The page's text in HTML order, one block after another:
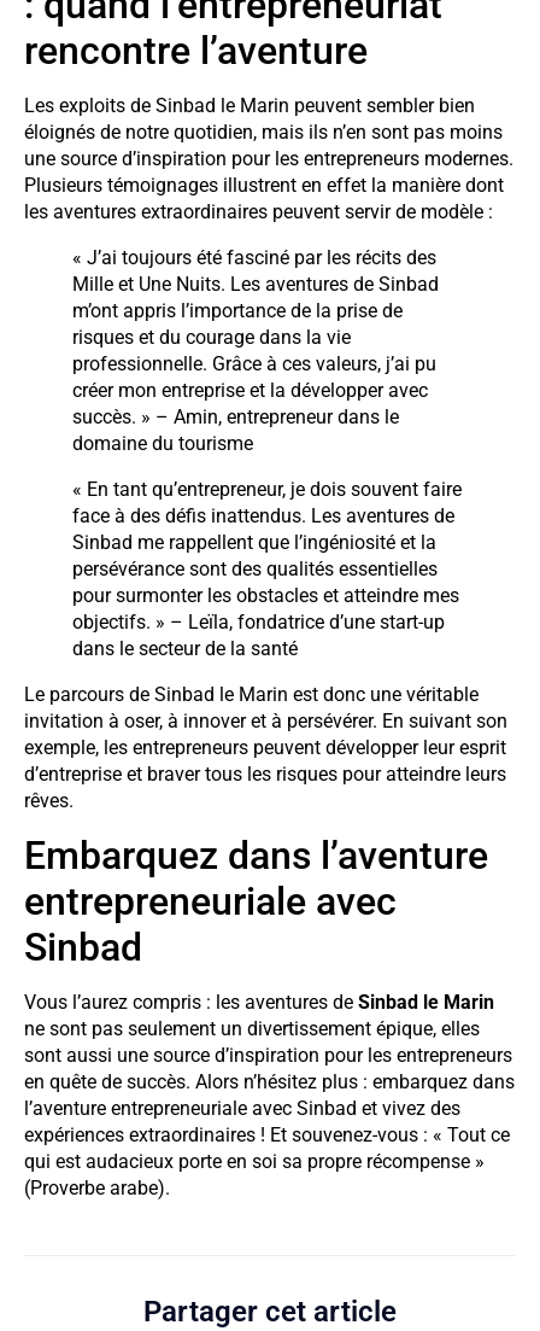
rencontre l’aventure
Les exploits de Sinbad le Marin peuvent sembler bien
éloignés de notre quotidien, mais ils n’en sont pas moins
une source d’inspiration pour les entrepreneurs modernes.
Plusieurs témoignages illustrent en effet la manière dont
les aventures extraordinaires peuvent servir de modèle :
« J’ai toujours été fasciné par les récits des
Mille et Une Nuits. Les aventures de Sinbad
m’ont appris l’importance de la prise de
risques et du courage dans la vie
professionnelle. Grâce à ces valeurs, j’ai pu
créer mon entreprise et la développer avec
succès. » – Amin, entrepreneur dans le
domaine du tourisme
« En tant qu’entrepreneur, je dois souvent faire
face à des défis inattendus. Les aventures de
Sinbad me rappellent que l’ingéniosité et la
persévérance sont des qualités essentielles
pour surmonter les obstacles et atteindre mes
objectifs. » – Leïla, fondatrice d’une start-up
dans le secteur de la santé
Le parcours de Sinbad le Marin est donc une véritable
invitation à oser, à innover et à persévérer. En suivant son
exemple, les entrepreneurs peuvent développer leur esprit
d’entreprise et braver tous les risques pour atteindre leurs
rêves.
Embarquez dans l’aventure
entrepreneuriale avec
Sinbad
Vous l’aurez compris : les aventures de Sinbad le Marin
ne sont pas seulement un divertissement épique, elles
sont aussi une source d’inspiration pour les entrepreneurs
en quête de succès. Alors n’hésitez plus : embarquez dans
l’aventure entrepreneuriale avec Sinbad et vivez des
expériences extraordinaires ! Et souvenez-vous : « Tout ce
qui est audacieux porte en soi sa propre récompense »
(Proverbe arabe).
Partager cet article